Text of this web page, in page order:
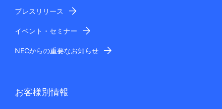
プレスリリース
イベント・セミナー
NECからの重要なお知らせ
お客様別情報